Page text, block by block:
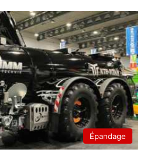
Épandage